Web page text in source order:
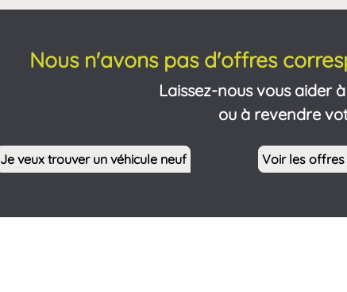
Nous n'avons pas d'offres
Laissez-nous vous aider
ou à revendre
Je veux trouver un véhicule neuf Voir les